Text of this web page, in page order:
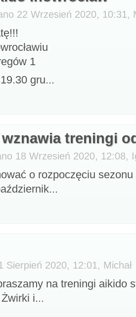
22 Wrzesień 2020, 10:31,
1
gru...
treningi
18 Wrzesień 2020, 12:08,
o rozpoczęciu
Sierpień 2020, 12:01, Michał
na treningi aikido
i...